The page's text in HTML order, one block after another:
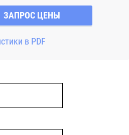
2RSR имеют с обеих сторон
бутадиен-нитрильного каучука
частот вращения. Также
с бесконтактными
ЗАПРОС ЦЕНЫ
в PDF